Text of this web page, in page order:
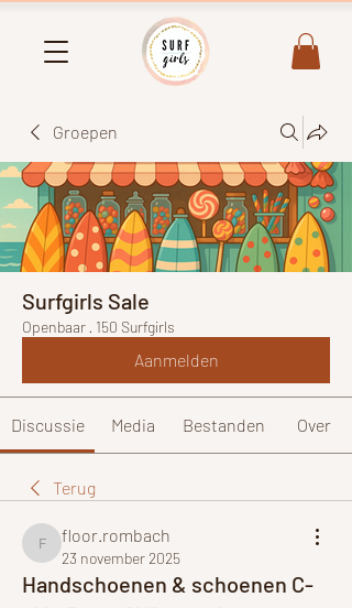
Groepen
Surfgirls Sale
Openbaar · 150 Surfgirls
Aanmelden
Discussie Media Bestanden Over
Terug
floor.rombach
floor.rombach
23 november 2025
Handschoenen & schoenen C-